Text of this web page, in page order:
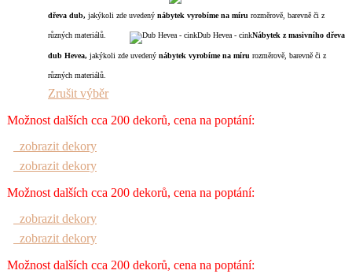
dřeva dub, jakýkoli zde uvedený nábytek vyrobíme na míru rozměrově, barevně či z
různých materiálů. Dub Hevea - cinkNábytek z masivního dřeva
dub Hevea, jakýkoli zde uvedený nábytek vyrobíme na míru rozměrově, barevně či z
různých materiálů.
Zrušit výběr
Možnost dalších cca 200 dekorů, cena na poptání:
zobrazit dekory
zobrazit dekory
Možnost dalších cca 200 dekorů, cena na poptání:
zobrazit dekory
zobrazit dekory
Možnost dalších cca 200 dekorů, cena na poptání: